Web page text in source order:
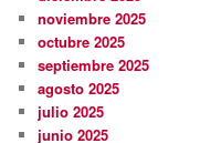
noviembre 2025
octubre 2025
septiembre 2025
agosto 2025
julio 2025
junio 2025